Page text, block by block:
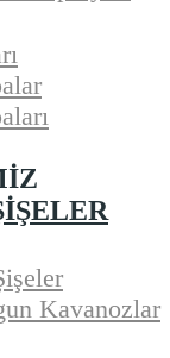
Kavanozlar